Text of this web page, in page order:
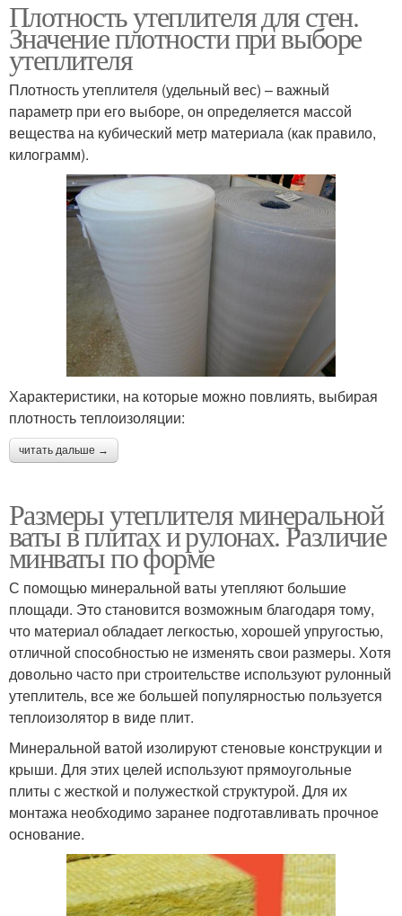
Плотность утеплителя для стен.
Значение плотности при выборе
утеплителя
Плотность утеплителя (удельный вес) – важный
параметр при его выборе, он определяется массой
вещества на кубический метр материала (как правило,
килограмм).
Характеристики, на которые можно повлиять, выбирая
плотность теплоизоляции:
читать дальше →
Размеры утеплителя минеральной
ваты в плитах и рулонах. Различие
минваты по форме
С помощью минеральной ваты утепляют большие
площади. Это становится возможным благодаря тому,
что материал обладает легкостью, хорошей упругостью,
отличной способностью не изменять свои размеры. Хотя
довольно часто при строительстве используют рулонный
утеплитель, все же большей популярностью пользуется
теплоизолятор в виде плит.
Минеральной ватой изолируют стеновые конструкции и
крыши. Для этих целей используют прямоугольные
плиты с жесткой и полужесткой структурой. Для их
монтажа необходимо заранее подготавливать прочное
основание.